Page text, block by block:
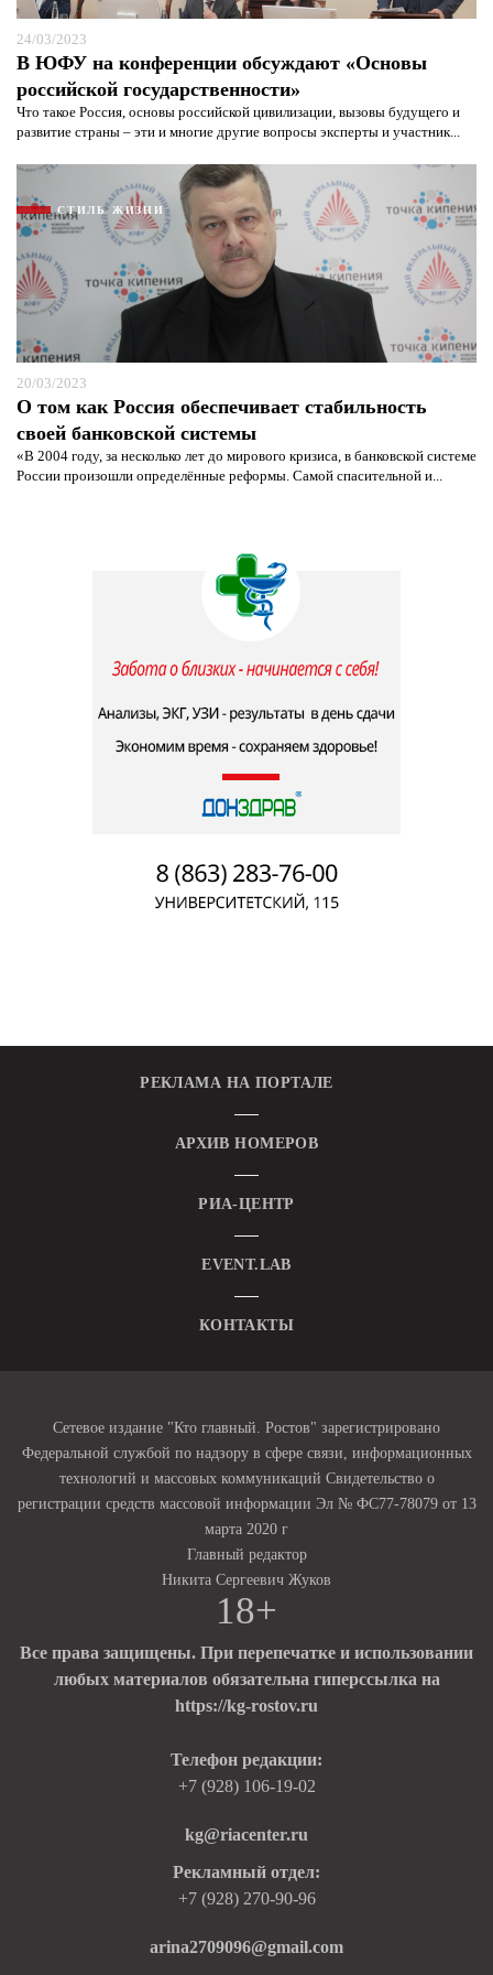
24/03/2023
В ЮФУ на конференции обсуждают «Основы
российской государственности»
Что такое Россия, основы российской цивилизации, вызовы будущего и
развитие страны – эти и многие другие вопросы эксперты и участник...
СТИЛЬ ЖИЗНИ
20/03/2023
О том как Россия обеспечивает стабильность
своей банковской системы
«В 2004 году, за несколько лет до мирового кризиса, в банковской системе
России произошли определённые реформы. Самой спасительной и...
РЕКЛАМА НА ПОРТАЛЕ
АРХИВ НОМЕРОВ
РИА-ЦЕНТР
EVENT.LAB
КОНТАКТЫ
Сетевое издание "Кто главный. Ростов" зарегистрировано
Федеральной службой по надзору в сфере связи, информационных
технологий и массовых коммуникаций Свидетельство о
регистрации средств массовой информации Эл № ФС77-78079 от 13
марта 2020 г
Главный редактор
Никита Сергеевич Жуков
18+
Все права защищены. При перепечатке и использовании
любых материалов обязательна гиперссылка на
https://kg-rostov.ru
Телефон редакции:
+7 (928) 106-19-02
kg@riacenter.ru
Рекламный отдел:
+7 (928) 270-90-96
arina2709096@gmail.com